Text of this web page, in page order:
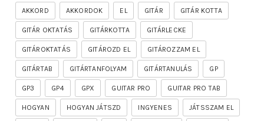
AKKORD AKKORDOK EL GITÁR GITÁR KOTTA
GITÁR OKTATÁS GITÁRKOTTA GITÁRLECKE
GITÁROKTATÁS GITÁROZD EL GITÁROZZAM EL
GITÁRTAB GITÁRTANFOLYAM GITÁRTANULÁS GP
GP3 GP4 GPX GUITAR PRO GUITAR PRO TAB
HOGYAN HOGYAN JÁTSZD INGYENES JÁTSSZAM EL